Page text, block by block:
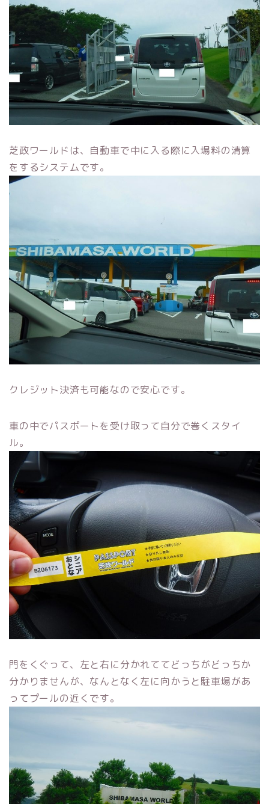
芝政ワールドは、自動車で中に入る際に入場料の清算
をするシステムです。
クレジット決済も可能なので安心です。
車の中でパスポートを受け取って自分で巻くスタイ
ル。
門をくぐって、左と右に分かれててどっちがどっちか
分かりませんが、なんとなく左に向かうと駐車場があ
ってプールの近くです。